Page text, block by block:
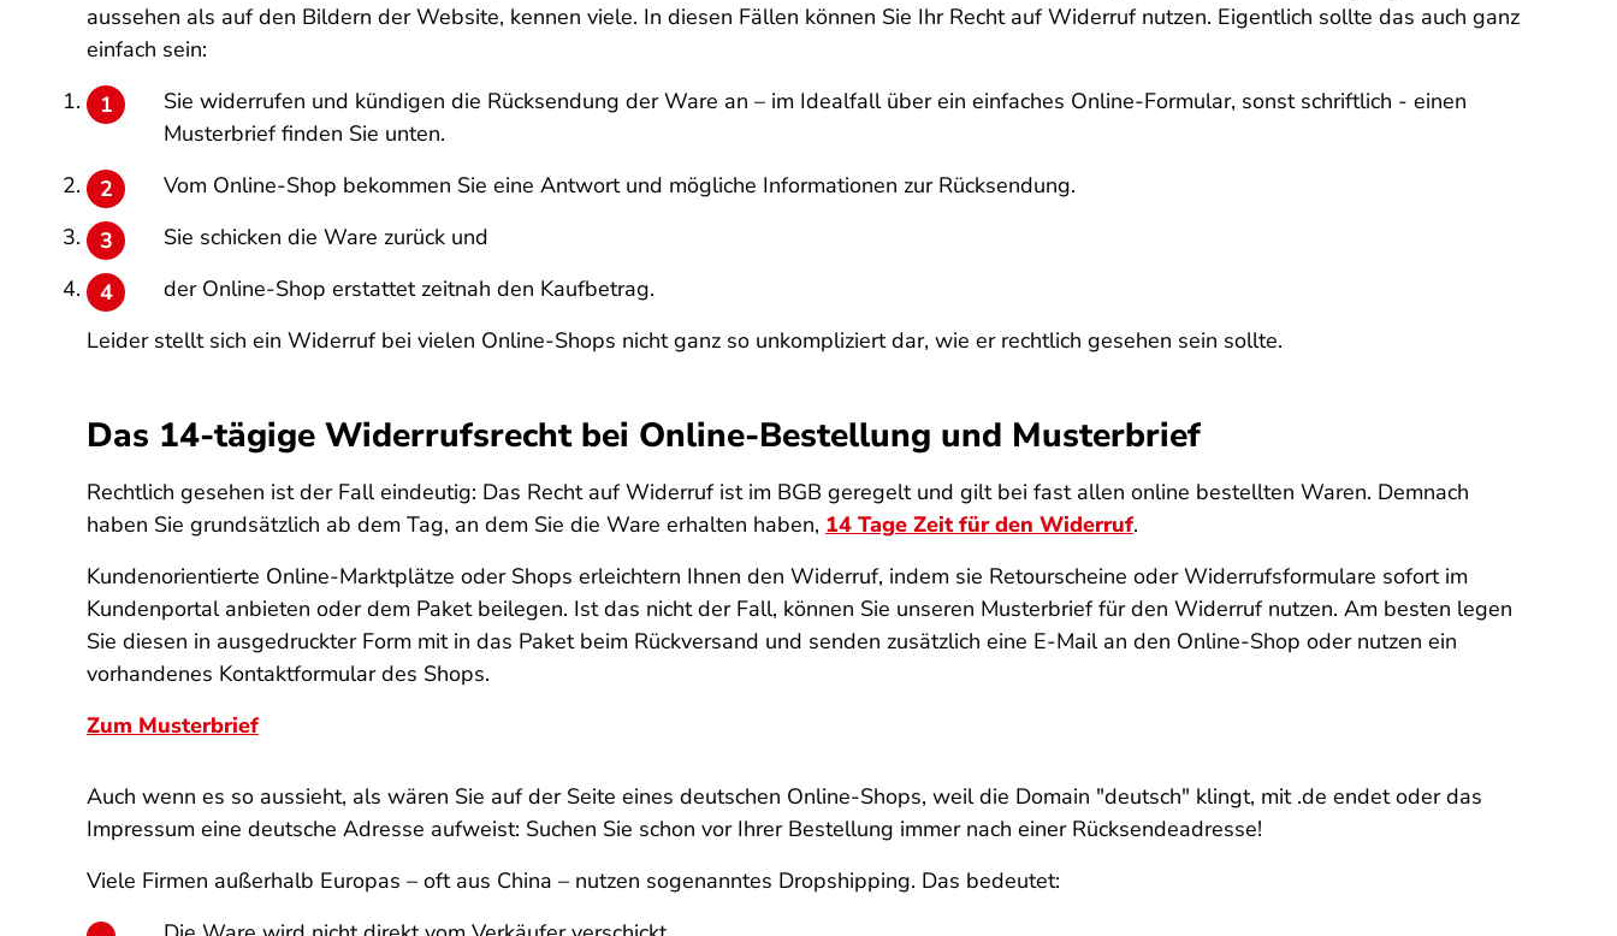
aussehen als auf den Bildern der Website, kennen viele. In diesen Fällen können Sie Ihr Recht auf Widerruf nutzen. Eigentlich sollte das auch ganz
einfach sein:
Sie widerrufen und kündigen die Rücksendung der Ware an – im Idealfall über ein einfaches Online-Formular, sonst schriftlich - einen
Musterbrief finden Sie unten.
Vom Online-Shop bekommen Sie eine Antwort und mögliche Informationen zur Rücksendung.
Sie schicken die Ware zurück und
der Online-Shop erstattet zeitnah den Kaufbetrag.
Leider stellt sich ein Widerruf bei vielen Online-Shops nicht ganz so unkompliziert dar, wie er rechtlich gesehen sein sollte.
Das 14-tägige Widerrufsrecht bei Online-Bestellung und Musterbrief
Rechtlich gesehen ist der Fall eindeutig: Das Recht auf Widerruf ist im BGB geregelt und gilt bei fast allen online bestellten Waren. Demnach
haben Sie grundsätzlich ab dem Tag, an dem Sie die Ware erhalten haben, 14 Tage Zeit für den Widerruf.
Kundenorientierte Online-Marktplätze oder Shops erleichtern Ihnen den Widerruf, indem sie Retourscheine oder Widerrufsformulare sofort im
Kundenportal anbieten oder dem Paket beilegen. Ist das nicht der Fall, können Sie unseren Musterbrief für den Widerruf nutzen. Am besten legen
Sie diesen in ausgedruckter Form mit in das Paket beim Rückversand und senden zusätzlich eine E-Mail an den Online-Shop oder nutzen ein
vorhandenes Kontaktformular des Shops.
Zum Musterbrief
Auch wenn es so aussieht, als wären Sie auf der Seite eines deutschen Online-Shops, weil die Domain "deutsch" klingt, mit .de endet oder das
Impressum eine deutsche Adresse aufweist: Suchen Sie schon vor Ihrer Bestellung immer nach einer Rücksendeadresse!
Viele Firmen außerhalb Europas – oft aus China – nutzen sogenanntes Dropshipping. Das bedeutet: